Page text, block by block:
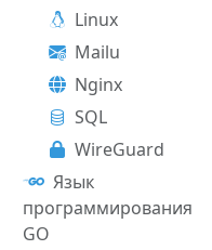
Linux
Mailu
Nginx
SQL
WireGuard
Язык
программирования
GO